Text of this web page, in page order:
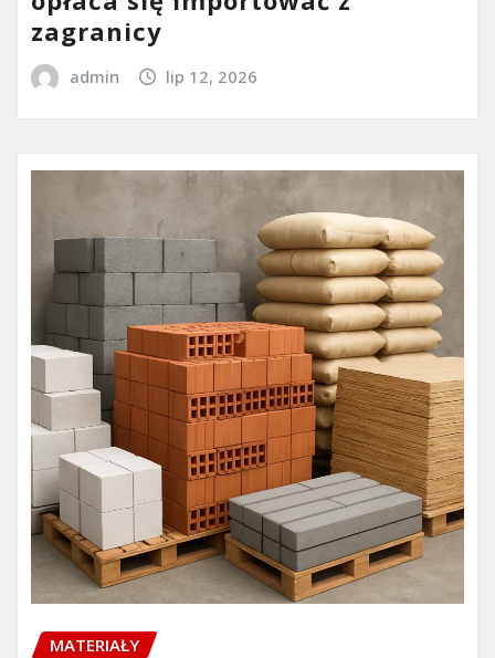
zagranicy
admin lip 12, 2026
MATERIAŁY